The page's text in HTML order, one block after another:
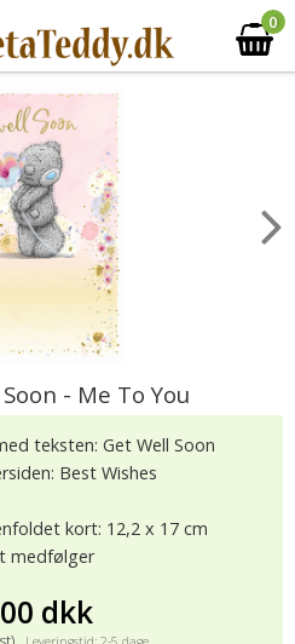
0
- Me To You
teksten: Get Well Soon
Best Wishes
kort: 12,2 x 17 cm
medfølger
dkk